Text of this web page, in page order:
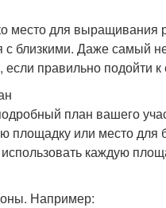
место для выращивания
с близкими. Даже самый
правильно подойти к
план вашего
площадку или место
каждую
Например: